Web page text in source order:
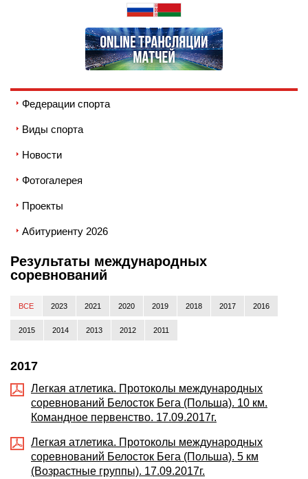
Федерации спорта
Виды спорта
Новости
Фотогалерея
Проекты
Абитуриенту 2026
Результаты международных
соревнований
ВСЕ 2023 2021 2020 2019 2018 2017 2016
2015 2014 2013 2012 2011
2017
Легкая атлетика. Протоколы международных
соревнований Белосток Бега (Польша). 10 км.
Командное первенство. 17.09.2017г.
Легкая атлетика. Протоколы международных
соревнований Белосток Бега (Польша). 5 км
(Возрастные группы). 17.09.2017г.